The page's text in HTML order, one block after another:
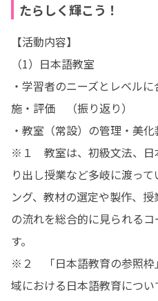
たらしく輝こう！
【活動内容】
（1）日本語教室
・学習者のニーズとレベル
施・評価　（振り返り）
・教室（常設）の管理・美
※１　教室は、初級文法、
り出し授業など多岐に渡っ
ング、教材の選定や製作、
の流れを総合的に見られる
す。
※２　「日本語教育の参照
域における日本語教育につ